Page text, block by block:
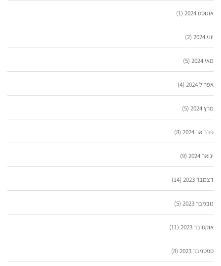
אוגוסט 2024 (1)
יוני 2024 (2)
מאי 2024 (5)
אפריל 2024 (4)
מרץ 2024 (5)
פברואר 2024 (8)
ינואר 2024 (9)
דצמבר 2023 (14)
נובמבר 2023 (5)
אוקטובר 2023 (11)
ספטמבר 2023 (8)